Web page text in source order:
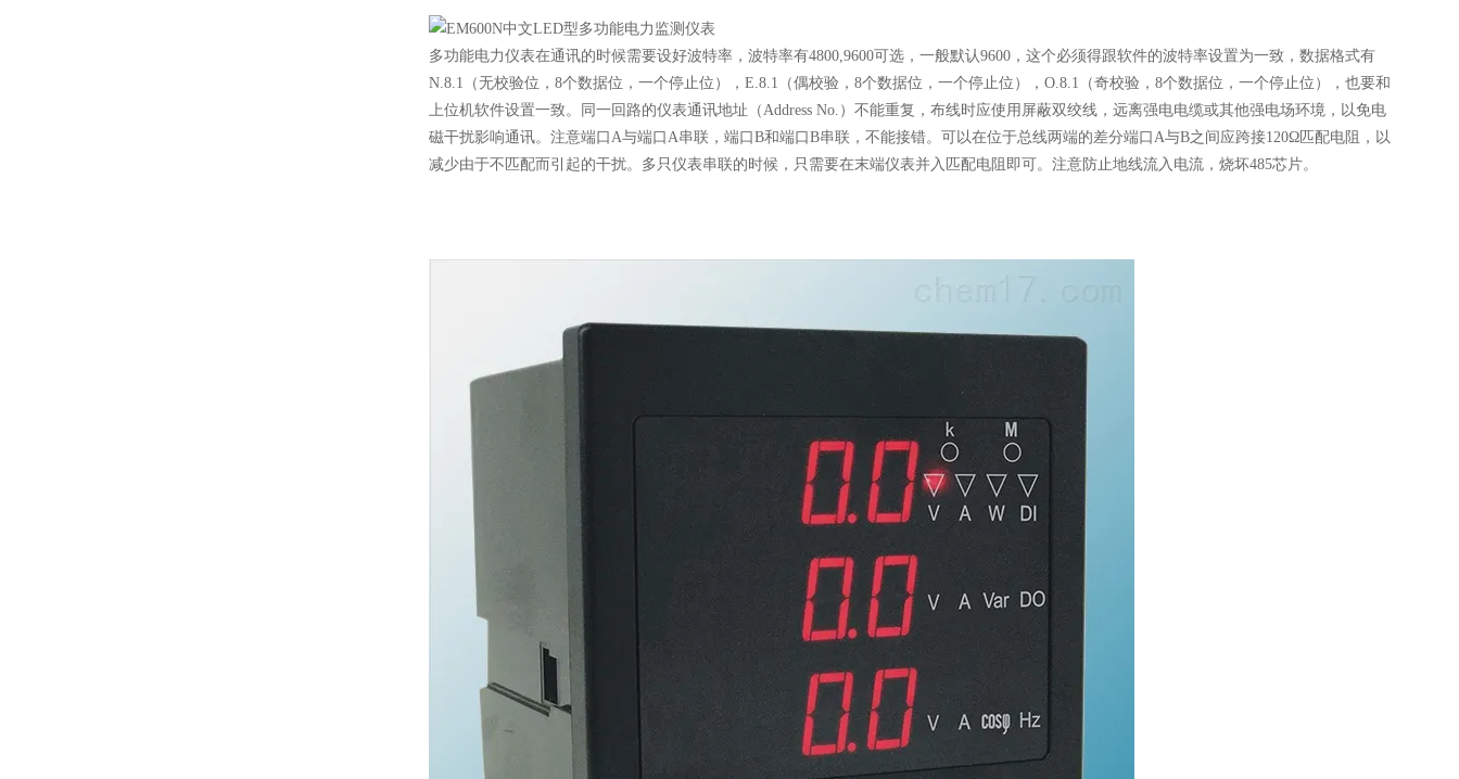
多功能电力仪表在通讯的时候需要设好波特率，波特率有4800,9600可选，一般默认9600，这个必须得跟软件的波特率设置为一致，数据格式有
N.8.1（无校验位，8个数据位，一个停止位），E.8.1（偶校验，8个数据位，一个停止位），O.8.1（奇校验，8个数据位，一个停止位），也要和
上位机软件设置一致。同一回路的仪表通讯地址（Address No.）不能重复，布线时应使用屏蔽双绞线，远离强电电缆或其他强电场环境，以免电
磁干扰影响通讯。注意端口A与端口A串联，端口B和端口B串联，不能接错。可以在位于总线两端的差分端口A与B之间应跨接120Ω匹配电阻，以
减少由于不匹配而引起的干扰。多只仪表串联的时候，只需要在末端仪表并入匹配电阻即可。注意防止地线流入电流，烧坏485芯片。